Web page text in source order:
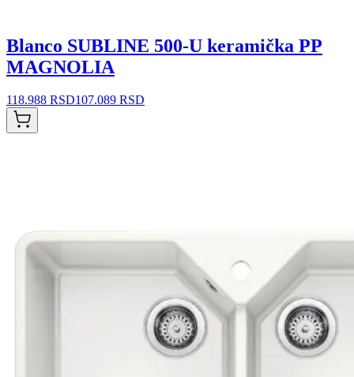
Blanco SUBLINE 500-U keramička PP
MAGNOLIA
118.988 RSD107.089 RSD